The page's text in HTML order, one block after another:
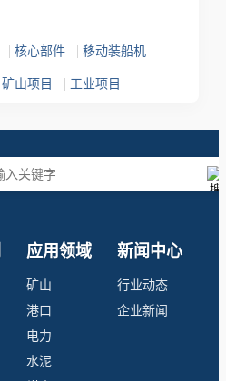
| 核心部件 | 移动装船机
矿山项目 | 工业项目
应用领域
矿山
港口
电力
水泥
新闻中心
行业动态
企业新闻